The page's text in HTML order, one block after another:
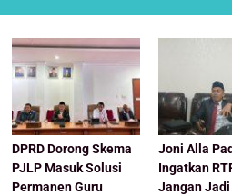
DPRD Dorong Skema
PJLP Masuk Solusi
Permanen Guru
Joni Alla
Ingatkan
Jangan Jadi